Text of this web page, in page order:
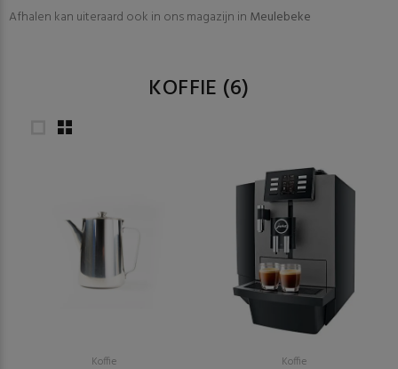
Afhalen kan uiteraard ook in ons magazijn in Meulebeke
KOFFIE (6)
Koffie
Koffie